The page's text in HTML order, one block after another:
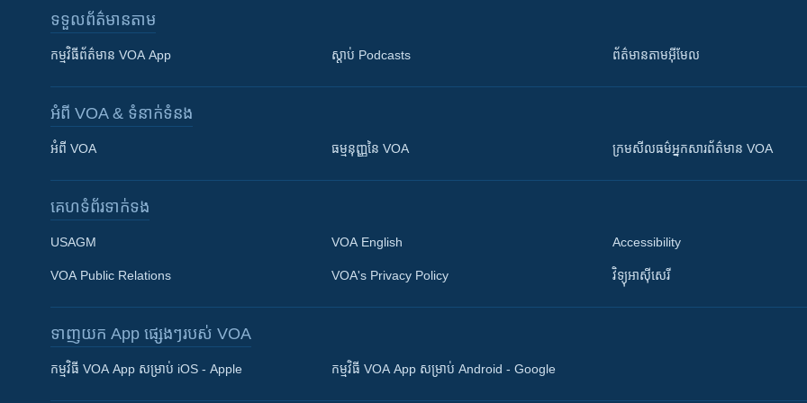
Khmer English
ទទួល​ព័ត៌មាន​តាម
កម្មវិធី​ព័ត៌មាន VOA App ស្តាប់ Podcasts ព័ត៌មាន​តាម​អ៊ីមែល
អំពី​ VOA & ទំនាក់ទំនង
អំពី​ VOA ធម្មនុញ្ញ​នៃ VOA ក្រម​​​សីលធម៌​​​អ្នក​​​សារព័ត៌មាន VOA
គេហទំព័រ​​ទាក់ទង
USAGM
VOA Public Relations
VOA English
VOA's Privacy Policy
Accessibility
វិទ្យុ​អាស៊ី​សេរី
ទាញយក​ App ផ្សេងៗ​របស់​ VOA
កម្មវិធី​ VOA App សម្រាប់ iOS - Apple កម្មវិធី​ VOA App សម្រាប់ Android - Google